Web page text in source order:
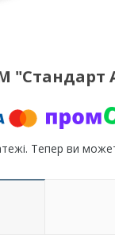
Тепер ви